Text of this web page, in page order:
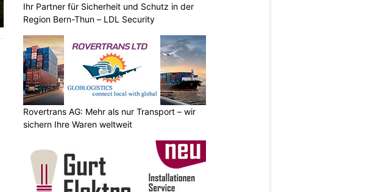
Ihr Partner für Sicherheit und Schutz in der
Region Bern-Thun – LDL Security
Rovertrans AG: Mehr als nur Transport – wir
sichern Ihre Waren weltweit